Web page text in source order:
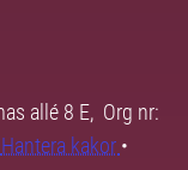
allé 8 E, Org nr:
Hantera kakor •